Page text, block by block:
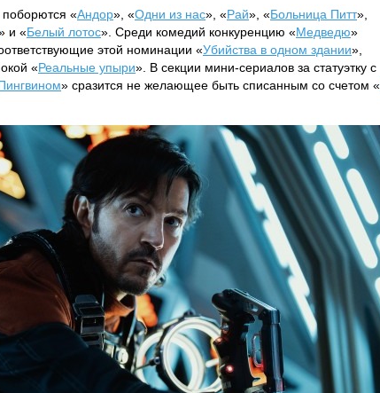
«Андор», «Одни из нас», «Рай», «Больница Питт»,
и «Белый лотос». Среди комедий конкуренцию «Медведю»
этой номинации «Убийства в одном здании»,
«Реальные упыри». В секции мини-сериалов за статуэтку с
» сразится не желающее быть списанным со счетом «